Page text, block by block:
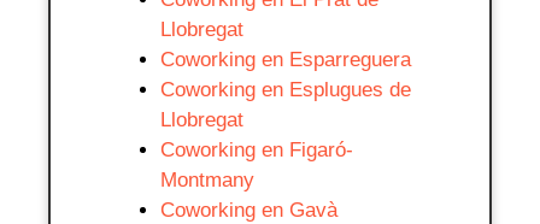
Llobregat
Coworking en Esparreguera
Coworking en Esplugues de
Llobregat
Coworking en Figaró-
Montmany
Coworking en Gavà